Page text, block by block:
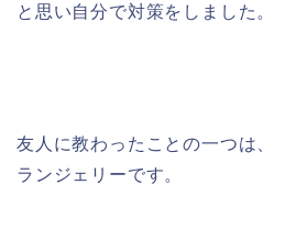
と思い自分で対策をしました。
友人に教わったことの一つは、
ランジェリーです。